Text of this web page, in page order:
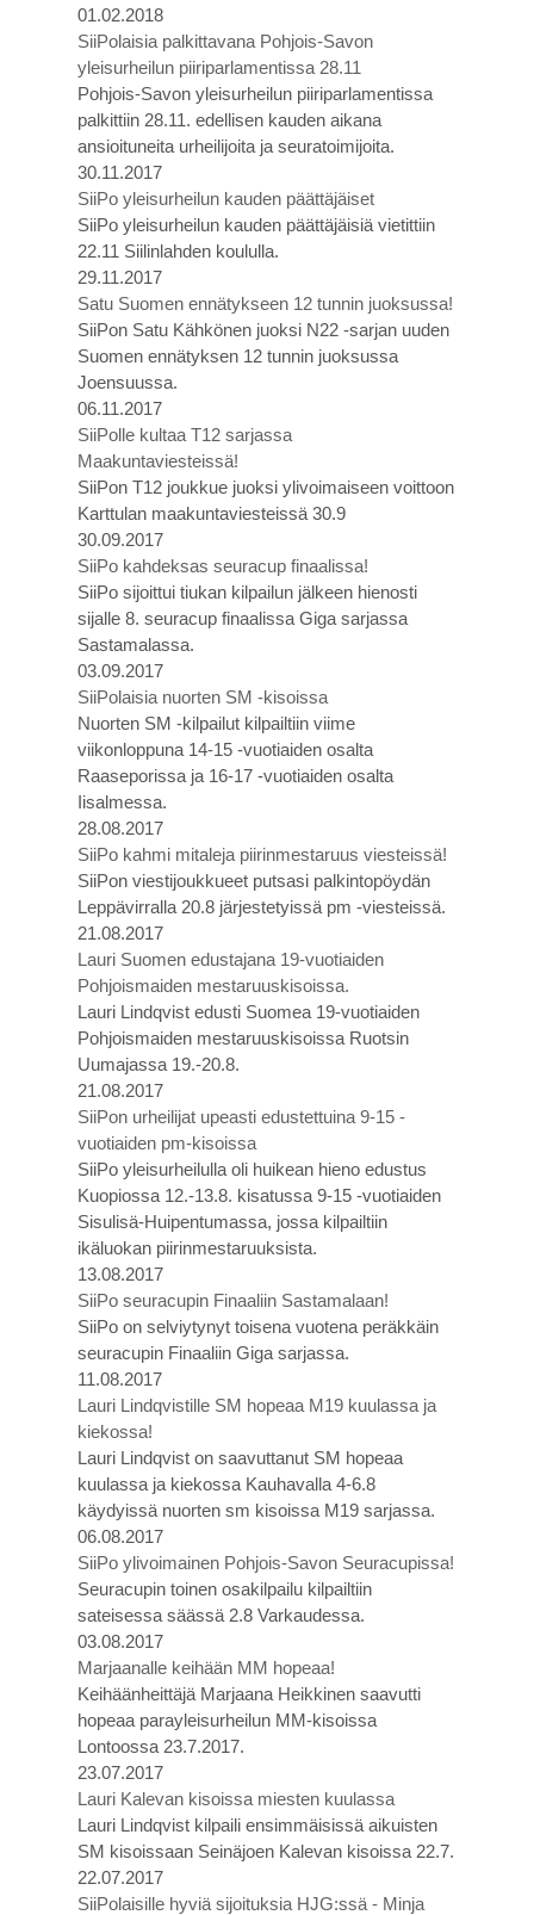
01.02.2018
SiiPolaisia palkittavana Pohjois-Savon
yleisurheilun piiriparlamentissa 28.11
Pohjois-Savon yleisurheilun piiriparlamentissa
palkittiin 28.11. edellisen kauden aikana
ansioituneita urheilijoita ja seuratoimijoita.
30.11.2017
SiiPo yleisurheilun kauden päättäjäiset
SiiPo yleisurheilun kauden päättäjäisiä vietittiin
22.11 Siilinlahden koululla.
29.11.2017
Satu Suomen ennätykseen 12 tunnin juoksussa!
SiiPon Satu Kähkönen juoksi N22 -sarjan uuden
Suomen ennätyksen 12 tunnin juoksussa
Joensuussa.
06.11.2017
SiiPolle kultaa T12 sarjassa
Maakuntaviesteissä!
SiiPon T12 joukkue juoksi ylivoimaiseen voittoon
Karttulan maakuntaviesteissä 30.9
30.09.2017
SiiPo kahdeksas seuracup finaalissa!
SiiPo sijoittui tiukan kilpailun jälkeen hienosti
sijalle 8. seuracup finaalissa Giga sarjassa
Sastamalassa.
03.09.2017
SiiPolaisia nuorten SM -kisoissa
Nuorten SM -kilpailut kilpailtiin viime
viikonloppuna 14-15 -vuotiaiden osalta
Raaseporissa ja 16-17 -vuotiaiden osalta
Iisalmessa.
28.08.2017
SiiPo kahmi mitaleja piirinmestaruus viesteissä!
SiiPon viestijoukkueet putsasi palkintopöydän
Leppävirralla 20.8 järjestetyissä pm -viesteissä.
21.08.2017
Lauri Suomen edustajana 19-vuotiaiden
Pohjoismaiden mestaruuskisoissa.
Lauri Lindqvist edusti Suomea 19-vuotiaiden
Pohjoismaiden mestaruuskisoissa Ruotsin
Uumajassa 19.-20.8.
21.08.2017
SiiPon urheilijat upeasti edustettuina 9-15 -
vuotiaiden pm-kisoissa
SiiPo yleisurheilulla oli huikean hieno edustus
Kuopiossa 12.-13.8. kisatussa 9-15 -vuotiaiden
Sisulisä-Huipentumassa, jossa kilpailtiin
ikäluokan piirinmestaruuksista.
13.08.2017
SiiPo seuracupin Finaaliin Sastamalaan!
SiiPo on selviytynyt toisena vuotena peräkkäin
seuracupin Finaaliin Giga sarjassa.
11.08.2017
Lauri Lindqvistille SM hopeaa M19 kuulassa ja
kiekossa!
Lauri Lindqvist on saavuttanut SM hopeaa
kuulassa ja kiekossa Kauhavalla 4-6.8
käydyissä nuorten sm kisoissa M19 sarjassa.
06.08.2017
SiiPo ylivoimainen Pohjois-Savon Seuracupissa!
Seuracupin toinen osakilpailu kilpailtiin
sateisessa säässä 2.8 Varkaudessa.
03.08.2017
Marjaanalle keihään MM hopeaa!
Keihäänheittäjä Marjaana Heikkinen saavutti
hopeaa parayleisurheilun MM-kisoissa
Lontoossa 23.7.2017.
23.07.2017
Lauri Kalevan kisoissa miesten kuulassa
Lauri Lindqvist kilpaili ensimmäisissä aikuisten
SM kisoissaan Seinäjoen Kalevan kisoissa 22.7.
22.07.2017
SiiPolaisille hyviä sijoituksia HJG:ssä - Minja